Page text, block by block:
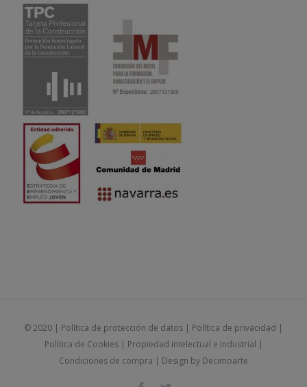
© 2020 | Política de protección de datos | Política de privacidad |
Política de Cookies| Propiedad intelectual e industrial |
Condiciones de compra | Design by Decimoarte